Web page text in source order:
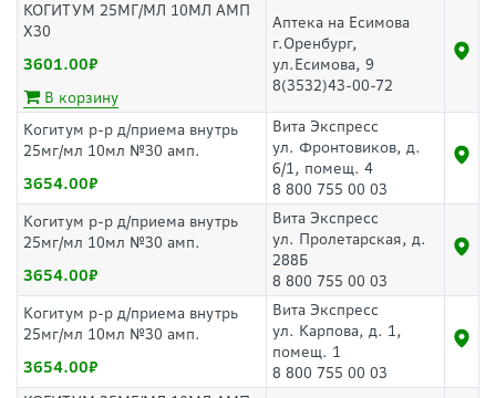
КОГИТУМ 25МГ/МЛ 10МЛ АМП
Х30
3601.00
В корзину
Аптека на Есимова
г.Оренбург,
ул.Есимова, 9
8(3532)43-00-72
Когитум р-р д/приема внутрь
25мг/мл 10мл №30 амп.
3654.00
Вита Экспресс
ул. Фронтовиков, д.
6/1, помещ. 4
8 800 755 00 03
Когитум р-р д/приема внутрь
25мг/мл 10мл №30 амп.
3654.00
Вита Экспресс
ул. Пролетарская, д.
288Б
8 800 755 00 03
Когитум р-р д/приема внутрь
25мг/мл 10мл №30 амп.
3654.00
Вита Экспресс
ул. Карпова, д. 1,
помещ. 1
8 800 755 00 03